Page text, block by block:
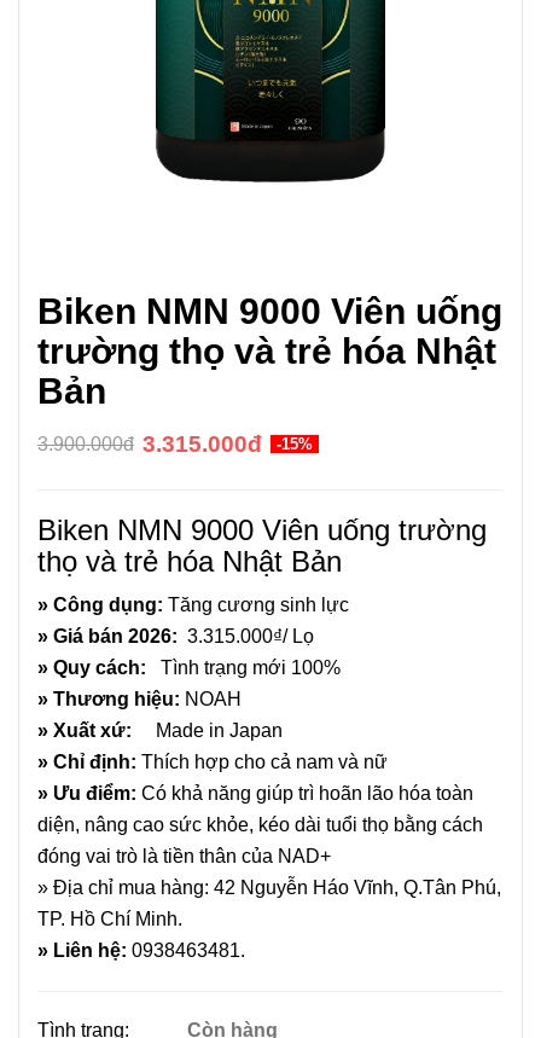
Biken NMN 9000 Viên uống
trường thọ và trẻ hóa Nhật
Bản
3.900.000đ 3.315.000đ -15%
Biken NMN 9000 Viên uống trường
thọ và trẻ hóa Nhật Bản
» Công dụng: Tăng cương sinh lực
» Giá bán 2026: 3.315.000₫/ Lọ
» Quy cách:
Tình trạng mới 100%
» Thương hiệu: NOAH
» Xuất xứ:
Made in Japan
» Chỉ định: Thích hợp cho cả nam và nữ
» Ưu điểm: Có khả năng giúp trì hoãn lão hóa toàn
diện, nâng cao sức khỏe, kéo dài tuổi thọ bằng cách
đóng vai trò là tiền thân của NAD+
» Địa chỉ mua hàng: 42 Nguyễn Háo Vĩnh, Q.Tân Phú,
TP. Hồ Chí Minh.
» Liên hệ: 0938463481.
Tình trạng: Còn hàng